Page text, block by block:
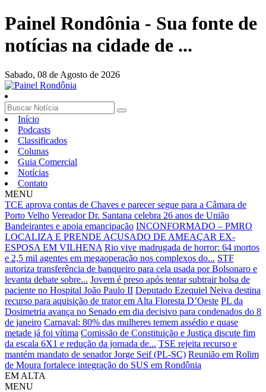
Painel Rondônia - Sua fonte de
notícias na cidade de ...
Sabado, 08 de Agosto de 2026
Início
Podcasts
Classificados
Colunas
Guia Comercial
Notícias
Contato
MENU
TCE aprova contas de Chaves e parecer segue para a Câmara de
Porto Velho Vereador Dr. Santana celebra 26 anos de União
Bandeirantes e apoia emancipação INCONFORMADO – PMRO
LOCALIZA E PRENDE ACUSADO DE AMEAÇAR EX-
ESPOSA EM VILHENA Rio vive madrugada de horror: 64 mortos
e 2,5 mil agentes em megaoperação nos complexos do... STF
autoriza transferência de banqueiro para cela usada por Bolsonaro e
levanta debate sobre... Jovem é preso após tentar subtrair bolsa de
paciente no Hospital João Paulo II Deputado Ezequiel Neiva destina
recurso para aquisição de trator em Alta Floresta D’Oeste PL da
Dosimetria avança no Senado em dia decisivo para condenados do 8
de janeiro Carnaval: 80% das mulheres temem assédio e quase
metade já foi vítima Comissão de Constituição e Justiça discute fim
da escala 6X1 e redução da jornada de... TSE rejeita recurso e
mantém mandato de senador Jorge Seif (PL-SC) Reunião em Rolim
de Moura fortalece integração do SUS em Rondônia
EM ALTA
MENU